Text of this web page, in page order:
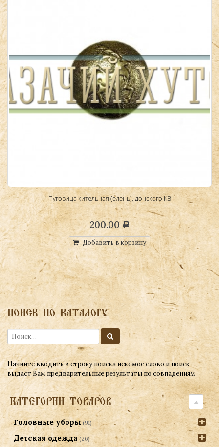
Пуговица кительная (елень), донского КВ
200.00 Р
Добавить в корзину
ПОИСК ПО КАТАЛОГУ
Начните вводить в строку поиска искомое слово и поиск
выдаст Вам предварительные результаты по совпадениям
КАТЕГОРИИ ТОВАРОВ
Головные уборы (91)
Детская одежда (26)